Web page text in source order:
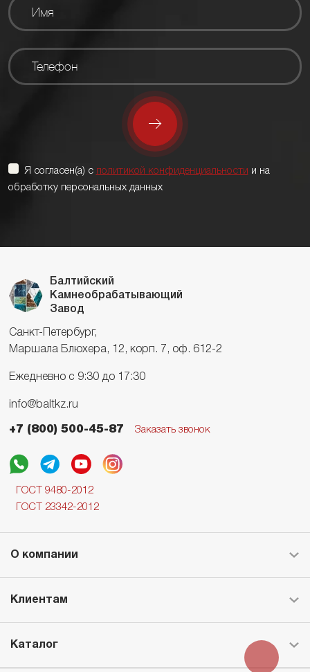
Я согласен(а) с политикой конфиденциальности и на
обработку персональных данных
Балтийский
Камнеобрабатывающий
Завод
Санкт-Петербург,
Маршала Блюхера, 12, корп. 7, оф. 612-2
Ежедневно с 9:30 до 17:30
info@baltkz.ru
+7 (800) 500-45-87 Заказать звонок
ГОСТ 9480-2012
ГОСТ 23342-2012
О компании
Клиентам
Каталог